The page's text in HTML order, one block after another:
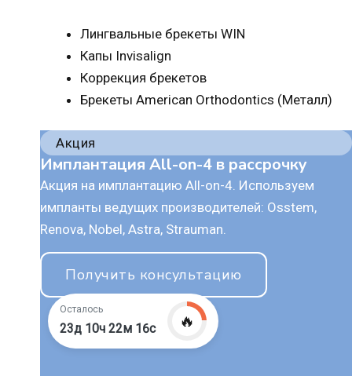
Лингвальные брекеты WIN
Капы Invisalign
Коррекция брекетов
Брекеты American Orthodontics (Металл)
Акция
Имплантация All-on-4 в рассрочку
Акция на имплантацию All-on-4. Используем
импланты ведущих производителей: Osstem,
Renova, Nobel, Astra, Strauman.
Получить консультацию
Осталось
23д 10ч 22м 15с 🔥